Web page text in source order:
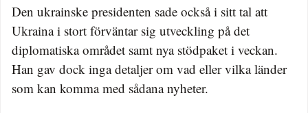
Den ukrainske presidenten sade också i sitt tal att
Ukraina i stort förväntar sig utveckling på det
diplomatiska området samt nya stödpaket i veckan.
Han gav dock inga detaljer om vad eller vilka länder
som kan komma med sådana nyheter.